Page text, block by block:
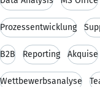
Prozessentwicklung
B2B Reporting Akquise
Wettbewerbsanalyse